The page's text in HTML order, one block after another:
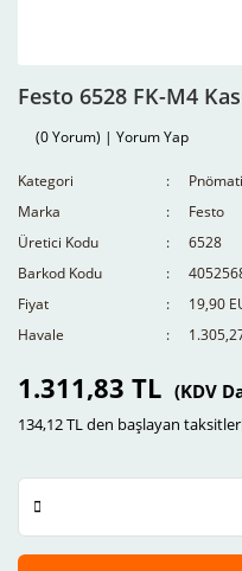
Festo 6528 FK-M4
(0 Yorum) | Yorum Yap
Kategori
Marka
Festo
Üretici Kodu
6528
Barkod Kodu
Fiyat
19,90
Havale
1.311,83 TL (KDV
134,12 TL den başlayan